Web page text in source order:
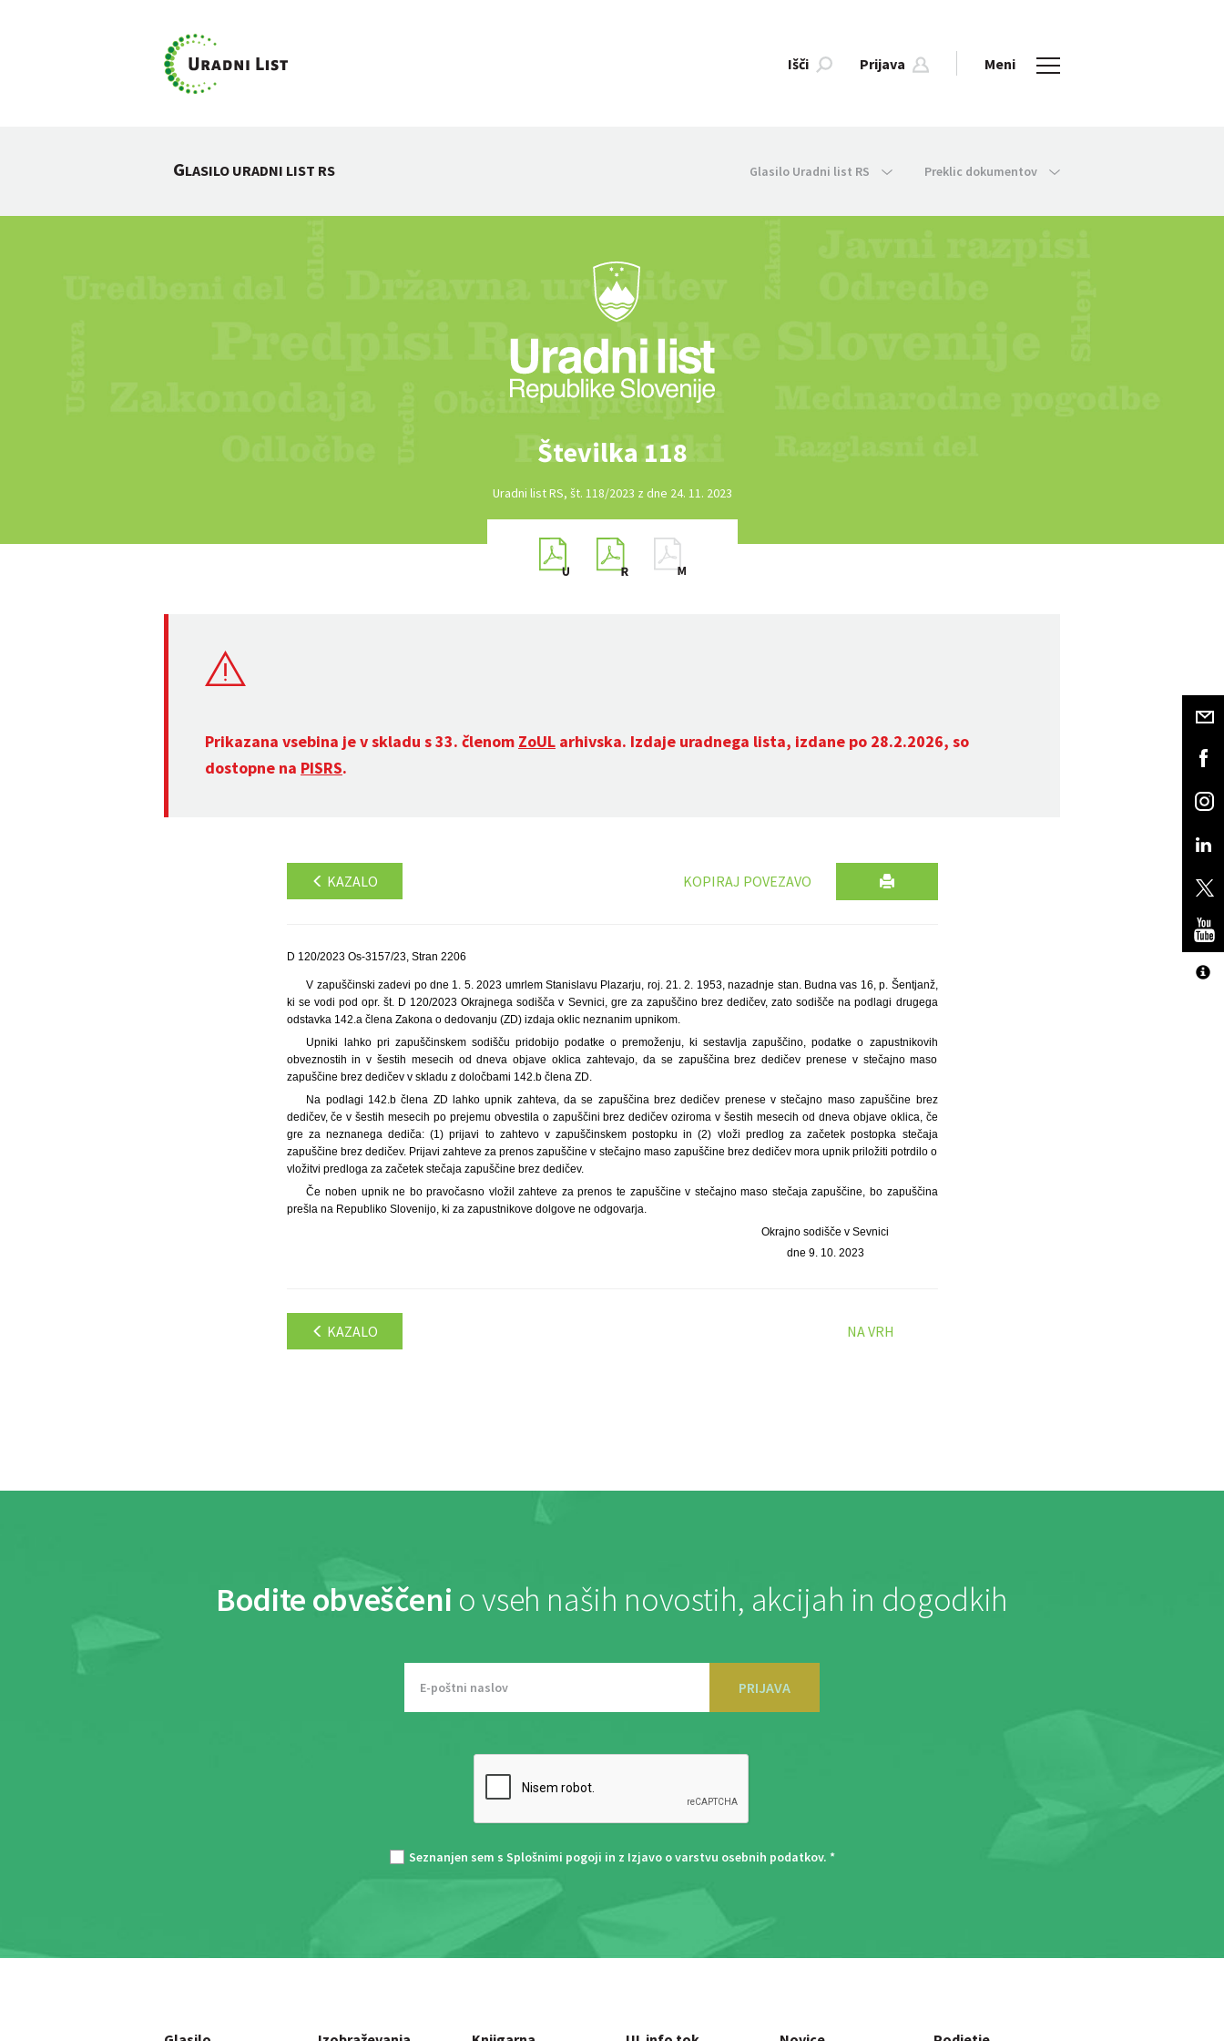
Išči Prijava Meni
GLASILO URADNI LIST RS Glasilo Uradni list RS Preklic dokumentov
Številka 118
Uradni list RS, št. 118/2023 z dne 24. 11. 2023
Prikazana vsebina je v skladu s 33. členom ZoUL arhivska. Izdaje uradnega lista, izdane po 28.2.2026, so
dostopne na PISRS.
KAZALO KOPIRAJ POVEZAVO
D 120/2023 Os-3157/23, Stran 2206
V zapuščinski zadevi po dne 1. 5. 2023 umrlem Stanislavu Plazarju, roj. 21. 2. 1953, nazadnje stan. Budna vas 16, p. Šentjanž,
ki se vodi pod opr. št. D 120/2023 Okrajnega sodišča v Sevnici, gre za zapuščino brez dedičev, zato sodišče na podlagi drugega
odstavka 142.a člena Zakona o dedovanju (ZD) izdaja oklic neznanim upnikom.
Upniki lahko pri zapuščinskem sodišču pridobijo podatke o premoženju, ki sestavlja zapuščino, podatke o zapustnikovih
obveznostih in v šestih mesecih od dneva objave oklica zahtevajo, da se zapuščina brez dedičev prenese v stečajno maso
zapuščine brez dedičev v skladu z določbami 142.b člena ZD.
Na podlagi 142.b člena ZD lahko upnik zahteva, da se zapuščina brez dedičev prenese v stečajno maso zapuščine brez
dedičev, če v šestih mesecih po prejemu obvestila o zapuščini brez dedičev oziroma v šestih mesecih od dneva objave oklica, če
gre za neznanega dediča: (1) prijavi to zahtevo v zapuščinskem postopku in (2) vloži predlog za začetek postopka stečaja
zapuščine brez dedičev. Prijavi zahteve za prenos zapuščine v stečajno maso zapuščine brez dedičev mora upnik priložiti potrdilo o
vložitvi predloga za začetek stečaja zapuščine brez dedičev.
Če noben upnik ne bo pravočasno vložil zahteve za prenos te zapuščine v stečajno maso stečaja zapuščine, bo zapuščina
prešla na Republiko Slovenijo, ki za zapustnikove dolgove ne odgovarja.
Okrajno sodišče v Sevnici
dne 9. 10. 2023
KAZALO NA VRH
Bodite obveščeni o vseh naših novostih, akcijah in dogodkih
PRIJAVA
Seznanjen sem s Splošnimi pogoji in z Izjavo o varstvu osebnih podatkov. *